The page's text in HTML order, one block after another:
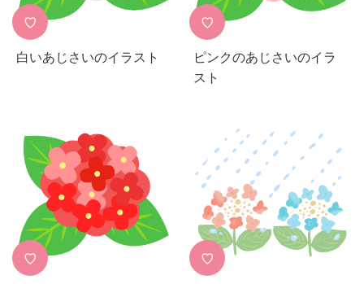
♡
白いあじさいのイラスト
♡
ピンクのあじさいのイラ
スト
♡ ♡